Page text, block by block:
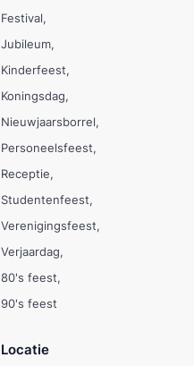
Festival
Jubileum
Kinderfeest
Koningsdag
Nieuwjaarsborrel
Personeelsfeest
Receptie
Studentenfeest
Verenigingsfeest
Verjaardag
80's feest
90's feest
Locatie